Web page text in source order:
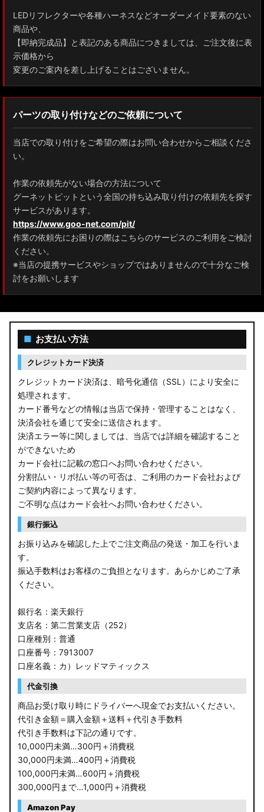
LEDリフレクターや各種ハーネスなどオーダーメイド要素のない
商品や、
【即納完成品】と表記のある商品につきましては、ご注文後に表
示価格から
変更のご案内を差し上げることはございません。
パーツの取り付けなどのご依頼について
当店での取り付けをご希望の際はお問い合わせからご相談くださ
い。
作業の依頼先がない場合の方法について
グーネットピットという全国の持ち込み取り付けの依頼先を探す
サービスがあります。
https://www.goo-net.com/pit/
作業の依頼先にお困りの際はこちらのサービスのご利用をご検討
ください。
※当店の提携サービスやショップではありませんので十分なご検
討をお願いします
■ お支払い方法
クレジットカード決済
クレジットカード決済は、暗号化通信（SSL）により安全に
処理されます。
カード番号などの情報は当店で保持・管理することはなく、
決済会社を通じて安全に送信されます。
決済エラー等に関しましては、当店では詳細を確認すること
ができないため
カード会社に記載の窓口へお問い合わせください。
分割払い・リボ払い等の可否は、ご利用のカード会社および
ご契約内容によって異なります。
ご不明な点はカード会社へお問い合わせください。
銀行振込
お振り込みを確認した上でご注文商品の発送・加工を行いま
す。
振込手数料はお客様のご負担となります。あらかじめご了承
ください。
銀行名：楽天銀行
支店名：第二営業支店（252）
口座種別：普通
口座番号：7913007
口座名義：カ）レッドマティックス
代金引換
商品お受け取り時にドライバーへ現金でお支払いください。
代引き金額＝購入金額＋送料＋代引き手数料
代引き手数料は下記の通りです。
10,000円未満…300円＋消費税
30,000円未満…400円＋消費税
100,000円未満…600円＋消費税
300,000円まで…1,000円＋消費税
Amazon Pay